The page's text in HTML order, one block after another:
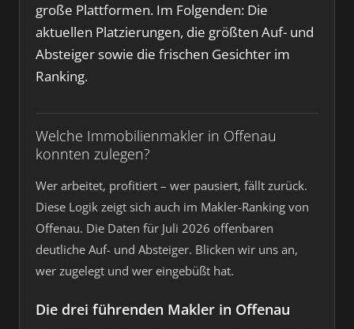
große Plattformen. Im Folgenden: Die
aktuellen Platzierungen, die größten Auf- und
Absteiger sowie die frischen Gesichter im
Ranking.
Welche Immobilienmakler in Offenau
konnten zulegen?
Wer arbeitet, profitiert – wer pausiert, fällt zurück.
Diese Logik zeigt sich auch im Makler-Ranking von
Offenau. Die Daten für Juli 2026 offenbaren
deutliche Auf- und Absteiger. Blicken wir uns an,
wer zugelegt und wer eingebüßt hat.
Die drei führenden Makler in Offenau